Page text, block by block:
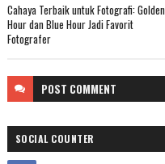
Cahaya Terbaik untuk Fotografi: Golden
Hour dan Blue Hour Jadi Favorit
Fotografer
POST COMMENT
SOCIAL COUNTER